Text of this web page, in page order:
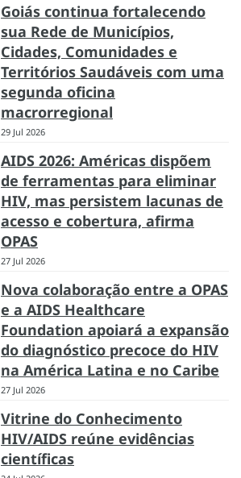
Goiás continua fortalecendo
sua Rede de Municípios,
Cidades, Comunidades e
Territórios Saudáveis com uma
segunda oficina
macrorregional
29 Jul 2026
AIDS 2026: Américas dispõem
de ferramentas para eliminar
HIV, mas persistem lacunas de
acesso e cobertura, afirma
OPAS
27 Jul 2026
Nova colaboração entre a OPAS
e a AIDS Healthcare
Foundation apoiará a expansão
do diagnóstico precoce do HIV
na América Latina e no Caribe
27 Jul 2026
Vitrine do Conhecimento
HIV/AIDS reúne evidências
científicas